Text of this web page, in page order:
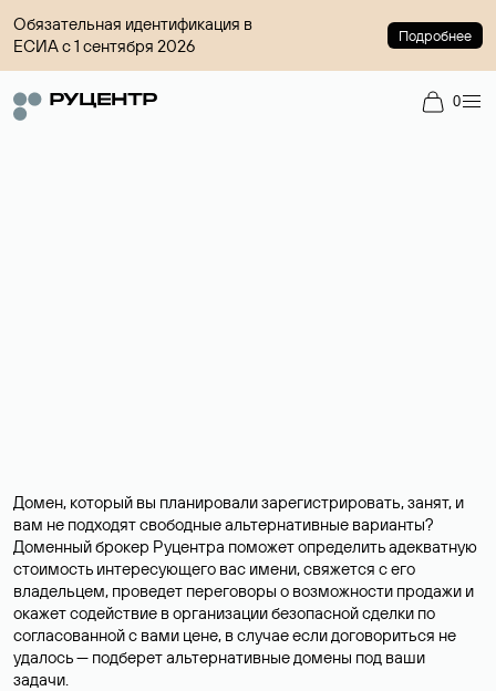
Обязательная идентификация в
ЕСИА с 1 сентября 2026
Подробнее
0
Домен, который вы планировали зарегистрировать, занят, и
вам не подходят свободные альтернативные варианты?
Доменный брокер Руцентра поможет определить адекватную
стоимость интересующего вас имени, свяжется с его
владельцем, проведет переговоры о возможности продажи и
окажет содействие в организации безопасной сделки по
согласованной с вами цене, в случае если договориться не
удалось — подберет альтернативные домены под ваши
задачи.